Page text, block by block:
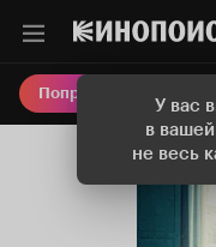
У вас
в
не весь
Попробовать Плюс